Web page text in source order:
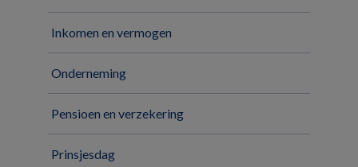
Inkomen en vermogen
Onderneming
Pensioen en verzekering
Prinsjesdag